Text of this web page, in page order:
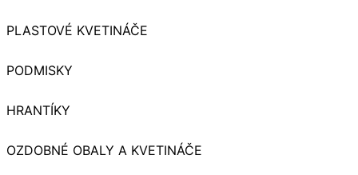
PLASTOVÉ KVETINÁČE
PODMISKY
HRANTÍKY
OZDOBNÉ OBALY A KVETINÁČE